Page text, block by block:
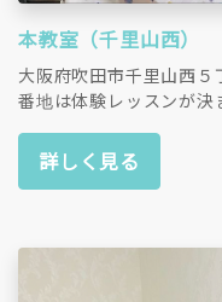
本教室（千里山西）
大阪府吹田市千里山西５
番地は体験レッスンが決
詳しく見る